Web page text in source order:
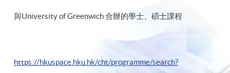
與University of Greenwich 合辦的學士、碩士課程
https://hkuspace.hku.hk/cht/programme/search?